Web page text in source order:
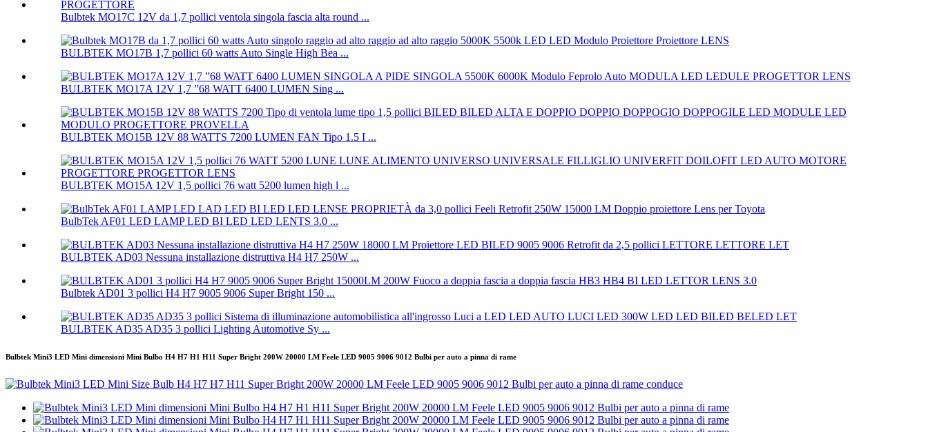
Bulbtek MO17C 12V da 1,7 pollici ventola singola fascia alta round ...
BULBTEK MO17B 1,7 pollici 60 watts Auto Single High Bea ...
BULBTEK MO17A 12V 1,7 ”68 WATT 6400 LUMEN Sing ...
BULBTEK MO15B 12V 88 WATTS 7200 LUMEN FAN Tipo 1.5 I ...
BULBTEK MO15A 12V 1,5 pollici 76 watt 5200 lumen high l ...
BulbTek AF01 LED LAMP LED BI LED LED LENTS 3.0 ...
BULBTEK AD03 Nessuna installazione distruttiva H4 H7 250W ...
Bulbtek AD01 3 pollici H4 H7 9005 9006 Super Bright 150 ...
BULBTEK AD35 AD35 3 pollici Lighting Automotive Sy ...
Bulbtek Mini3 LED Mini dimensioni Mini Bulbo H4 H7 H1 H11 Super Bright 200W 20000 LM Feele LED 9005 9006 9012 Bulbi per auto a pinna di rame